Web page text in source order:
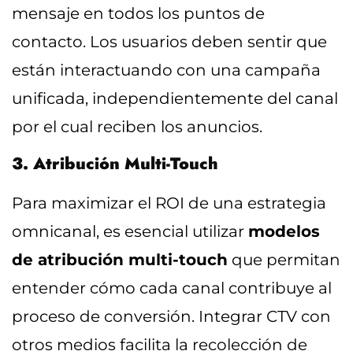
mensaje en todos los puntos de
contacto. Los usuarios deben sentir que
están interactuando con una campaña
unificada, independientemente del canal
por el cual reciben los anuncios.
3. Atribución Multi-Touch
Para maximizar el ROI de una estrategia
omnicanal, es esencial utilizar modelos
de atribución multi-touch que permitan
entender cómo cada canal contribuye al
proceso de conversión. Integrar CTV con
otros medios facilita la recolección de